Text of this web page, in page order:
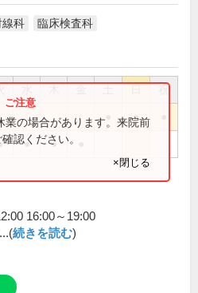
線科 臨床検査科
祝
●
● ●
業の場合があります。来院前
認ください。
×閉じる
16:00～19:00
続きを読む)